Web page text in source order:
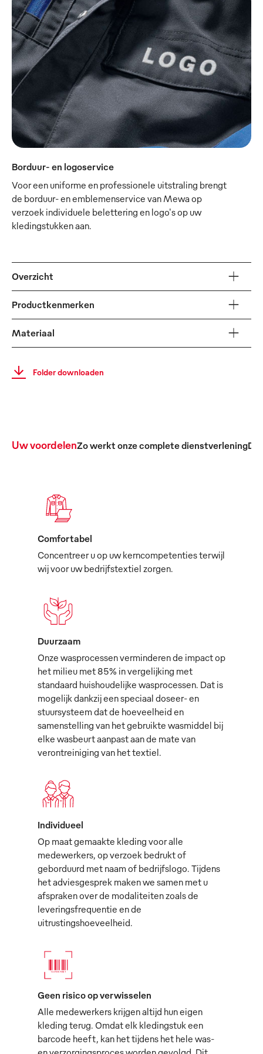
Borduur- en logoservice
Voor een uniforme en professionele uitstraling brengt
de borduur- en emblemenservice van Mewa op
verzoek individuele belettering en logo's op uw
kledingstukken aan.
Overzicht
Productkenmerken
Materiaal
Folder downloaden
Uw voordelenZo werkt onze complete dienstverleningDe
Comfortabel
Concentreer u op uw kerncompetenties terwijl
wij voor uw bedrijfstextiel zorgen.
Duurzaam
Onze wasprocessen verminderen de impact op
het milieu met 85% in vergelijking met
standaard huishoudelijke wasprocessen. Dat is
mogelijk dankzij een speciaal doseer- en
stuursysteem dat de hoeveelheid en
samenstelling van het gebruikte wasmiddel bij
elke wasbeurt aanpast aan de mate van
verontreiniging van het textiel.
Individueel
Op maat gemaakte kleding voor alle
medewerkers, op verzoek bedrukt of
geborduurd met naam of bedrijfslogo. Tijdens
het adviesgesprek maken we samen met u
afspraken over de modaliteiten zoals de
leveringsfrequentie en de
uitrustingshoeveelheid.
Geen risico op verwisselen
Alle medewerkers krijgen altijd hun eigen
kleding terug. Omdat elk kledingstuk een
barcode heeft, kan het tijdens het hele was-